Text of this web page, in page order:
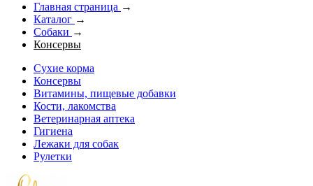
Главная страница →
Каталог →
Собаки →
Консервы
Сухие корма
Консервы
Витамины, пищевые добавки
Кости, лакомства
Ветеринарная аптека
Гигиена
Лежаки для собак
Рулетки